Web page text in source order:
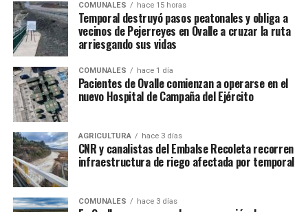
COMUNALES hace 15 horas
Temporal destruyó pasos peatonales y obliga a
vecinos de Pejerreyes en Ovalle a cruzar la ruta
arriesgando sus vidas
COMUNALES hace 1 día
Pacientes de Ovalle comienzan a operarse en el
nuevo Hospital de Campaña del Ejército
AGRICULTURA hace 3 días
CNR y canalistas del Embalse Recoleta recorren
infraestructura de riego afectada por temporal
COMUNALES hace 3 días